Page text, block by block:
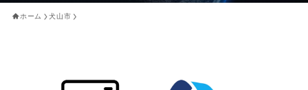
ホーム 犬山市